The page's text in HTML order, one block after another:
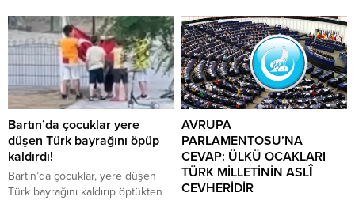
Bartın’da çocuklar yere
düşen Türk bayrağını öpüp
kaldırdı!
Bartın’da çocuklar, yere düşen
Türk bayrağını kaldırıp öptükten
AVRUPA
PARLAMENTOSU’NA
CEVAP: ÜLKÜ OCAKLARI
TÜRK MİLLETİNİN ASLÎ
CEVHERİDİR